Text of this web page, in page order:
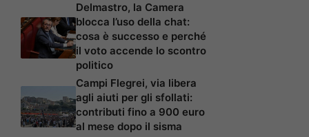
Delmastro, la Camera
blocca l’uso della chat:
cosa è successo e perché
il voto accende lo scontro
politico
Campi Flegrei, via libera
agli aiuti per gli sfollati:
contributi fino a 900 euro
al mese dopo il sisma